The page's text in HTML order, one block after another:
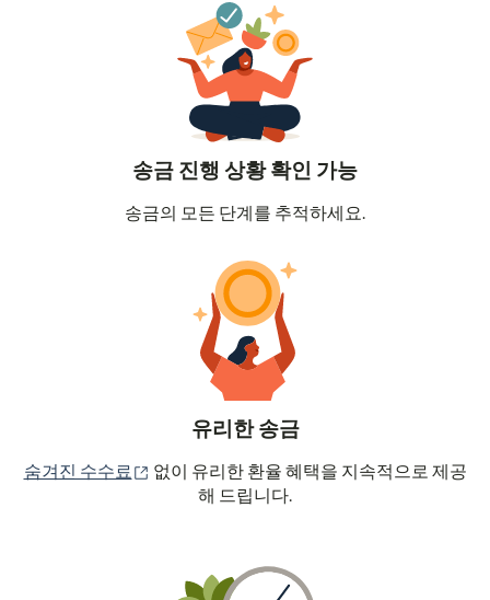
송금 진행 상황 확인 가능
송금의 모든 단계를 추적하세요.
유리한 송금
숨겨진 수수료 (새 창에서 열림)
없이 유리한 환율 혜택을 지속적으로 제공
해 드립니다.